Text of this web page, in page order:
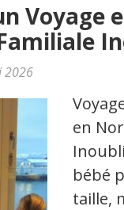
Voyage
2026
en
bébé
taille,